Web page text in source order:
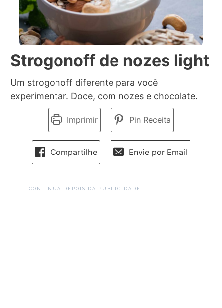
Strogonoff de nozes light
Um strogonoff diferente para você
experimentar. Doce, com nozes e chocolate.
Imprimir Pin Receita
Compartilhe Envie por Email
CONTINUA DEPOIS DA PUBLICIDADE